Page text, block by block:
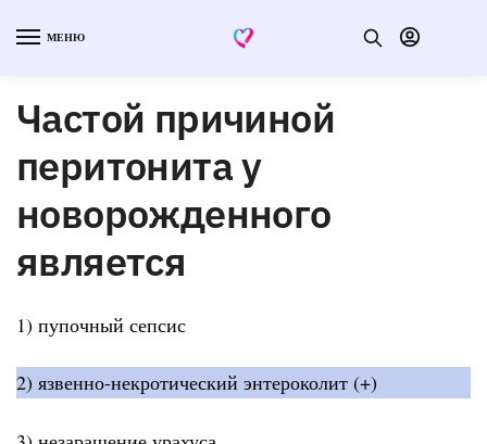
МЕНЮ
Частой причиной
перитонита у
новорожденного
является
1) пупочный сепсис
2) язвенно-некротический энтероколит (+)